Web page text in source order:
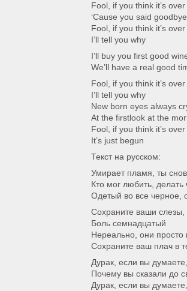
Fool, if you think it’s over
‘Cause you said goodbye
Fool, if you think it’s over
I’ll tell you why
I’ll buy you first good
We’ll have a real good
Fool, if you think it’s over
I’ll tell you why
New born eyes always
At the firstlook at the
Fool, if you think it’s over
It’s just begun
Текст на русском:
Умирает пламя, ты
Кто мог любить, делать
Одетый во все черное,
Сохраните ваши слезы,
Боль семнадцатый
Нереально, они просто
Сохраните ваш плач в
Дурак, если вы
Почему вы сказали до
Дурак, если вы